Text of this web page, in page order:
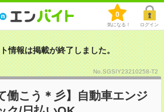
0
気になる！ ログイン
情報は掲載が終了しました。
No.SGSIY23210258-T2
働こう＊彡】自動車エンジ